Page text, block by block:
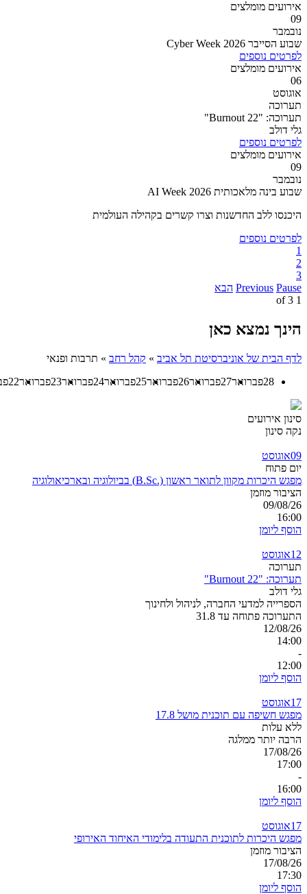
אירועים מומלצים
09
נובמבר
שבוע הסייבר 2026 Cyber Week
לפרטים נוספים
אירועים מומלצים
06
אוגוסט
תערוכה
תערוכה: "Burnout 22"
גלי דולב
לפרטים נוספים
אירועים מומלצים
09
נובמבר
שבוע בינה מלאכותית AI Week 2026
היכנסו ללב החדשנות וצרו קשרים בקהילה העולמית
לפרטים נוספים
1
2
3
Previous Pause
הבא
1
3
הינך נמצא כאן
לדף הבית של אוניברסיטת תל אביב » קהל רחב » תרבות ופנאי
28פברואר27פברואר26פברואר25פברואר24פברואר23פברואר22
סינון אירועים
נקה סינון
09אוגוסט
יום פתוח
מפגש היכרות מקוון לתואר ראשון (.B.Sc) בביולוגיה ובארכיאולוגיה
הציבור מוזמן
09/08/26
16:00
הוסף ליומן
12אוגוסט
תערוכה
תערוכה: "Burnout 22"
גלי דולב
הספרייה למדעי החברה, לניהול ולחינוך
התערוכה פתוחה עד 31.8
12/08/26
14:00
-
12:00
הוסף ליומן
17אוגוסט
מפגש חשיפה עם תוכנית מושל 17.8
ללא עלות
הרבה יותר ממלגה
17/08/26
17:00
-
16:00
הוסף ליומן
17אוגוסט
מפגש היכרות לתוכנית התעודה בלימודי האיחוד האירופי
הציבור מוזמן
17/08/26
17:30
הוסף ליומן